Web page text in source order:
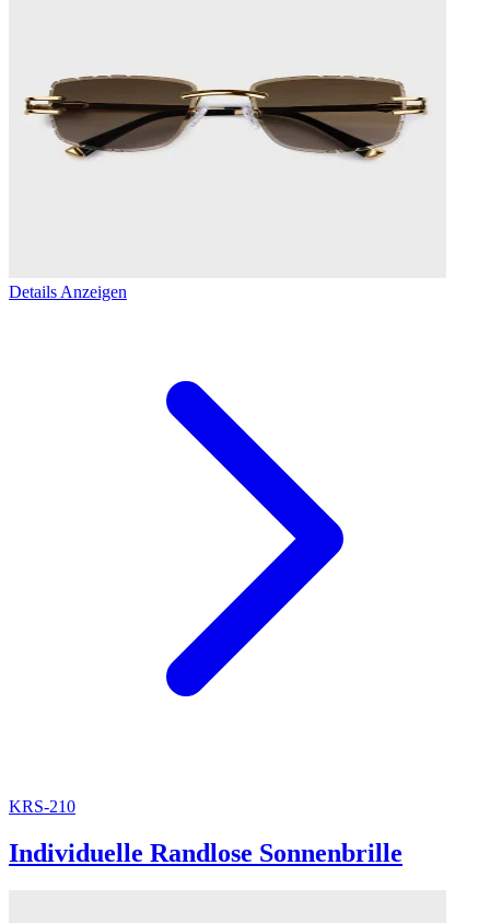
Details Anzeigen
KRS-210
Individuelle Randlose Sonnenbrille